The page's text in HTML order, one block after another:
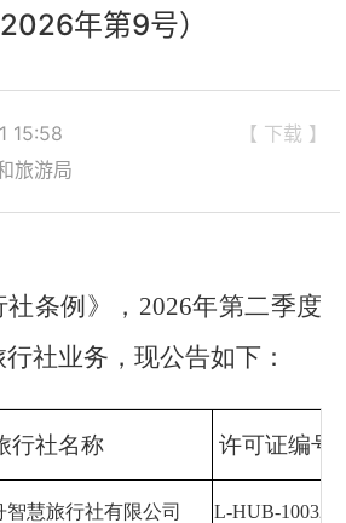
年第9号）
【 下载 】
15:58
旅游局
条例》，2026年第二季度
社业务，现公告如下：
行社名称 许可证编号
智慧旅行社有限公司 L-HUB-100322